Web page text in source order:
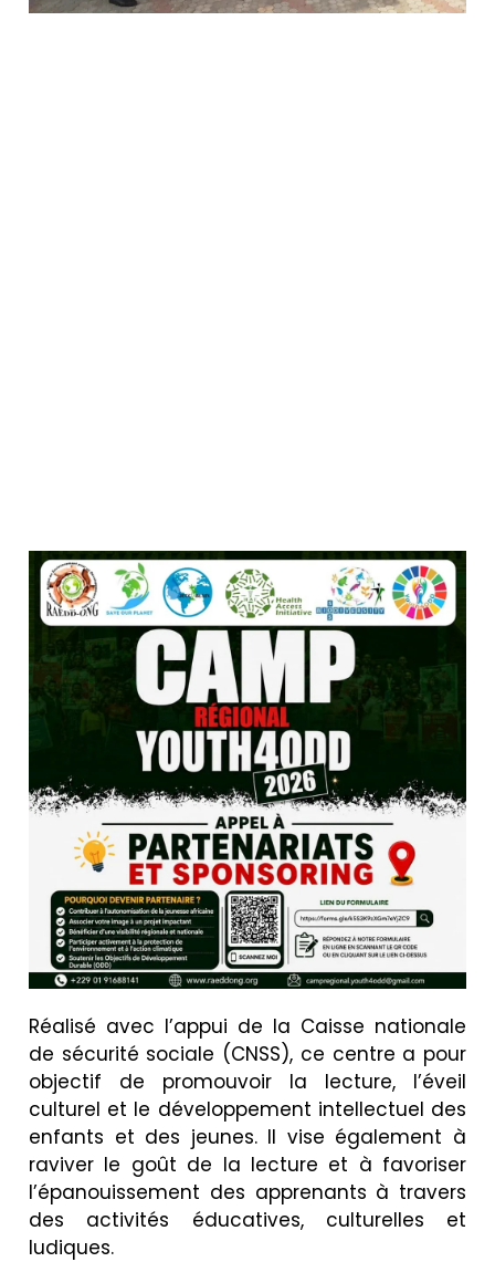
Réalisé avec l’appui de la Caisse nationale
de sécurité sociale (CNSS), ce centre a pour
objectif de promouvoir la lecture, l’éveil
culturel et le développement intellectuel des
enfants et des jeunes. Il vise également à
raviver le goût de la lecture et à favoriser
l’épanouissement des apprenants à travers
des activités éducatives, culturelles et
ludiques.